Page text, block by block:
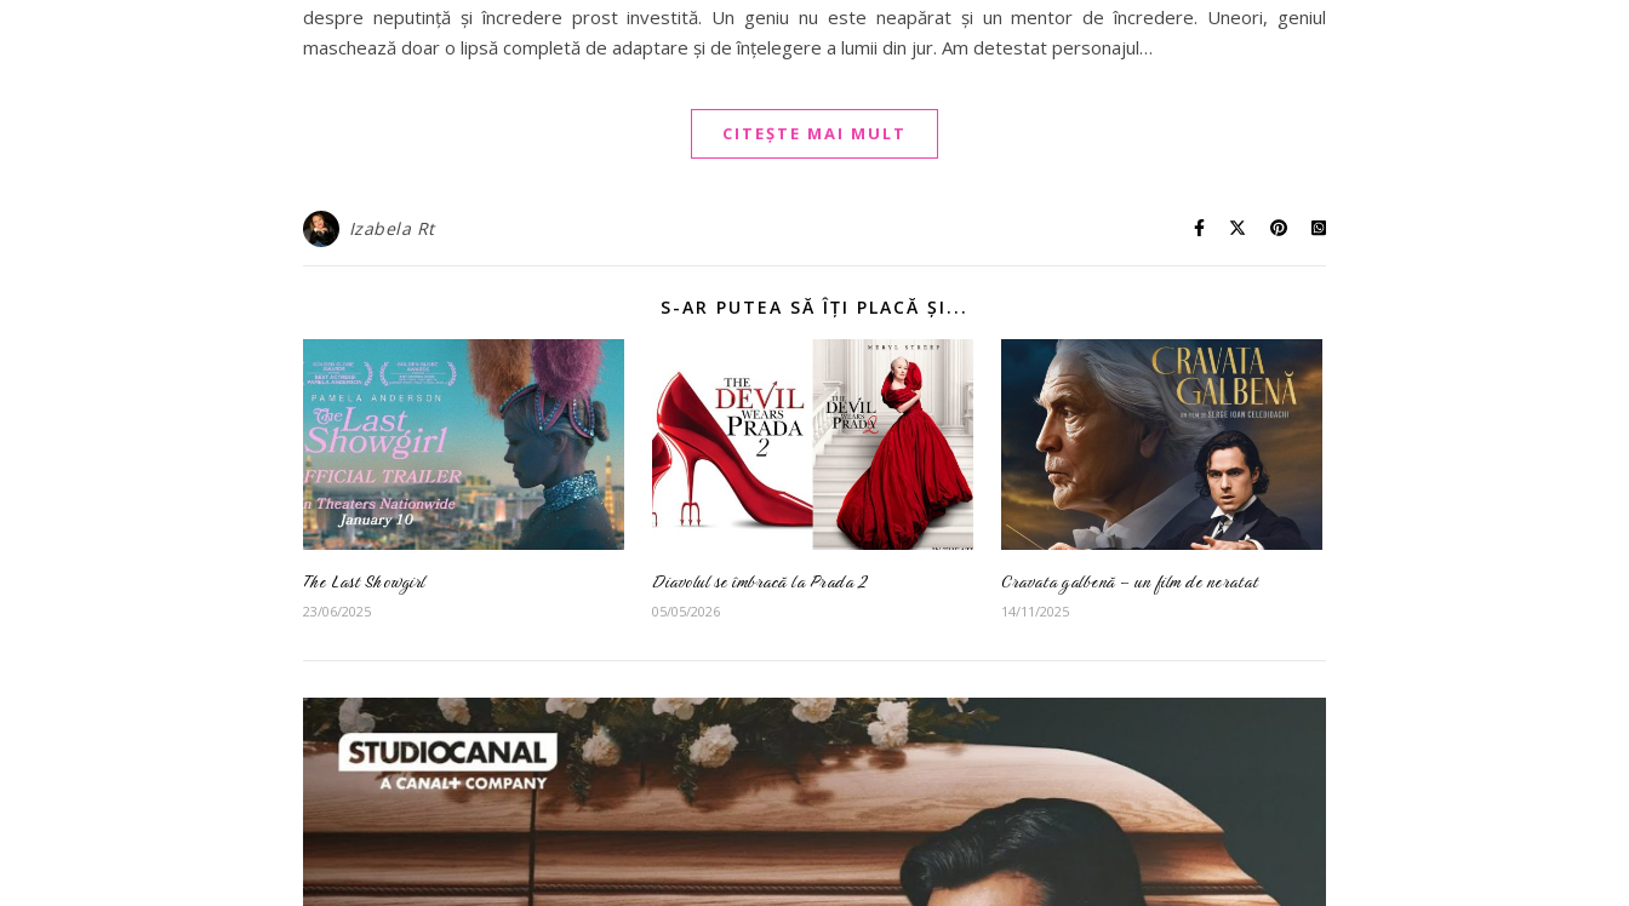
despre neputință și încredere prost investită. Un geniu nu este neapărat și un mentor de încredere. Uneori, geniul
maschează doar o lipsă completă de adaptare și de înțelegere a lumii din jur. Am detestat personajul…
CITEȘTE MAI MULT
Izabela Rt
S-AR PUTEA SĂ ÎȚI PLACĂ ȘI...
The Last Showgirl
23/06/2025
Diavolul se îmbracă la Prada 2
05/05/2026
Cravata galbenă – un film de neratat
14/11/2025